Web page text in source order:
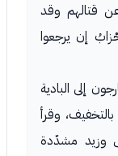
قتالهم وقد
إن يرجعوا
إلى البادية
وقرأ
وزيد مشدّدة